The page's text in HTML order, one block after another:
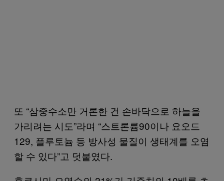
또 “삼중수소만 거론한 건 손바닥으로 하늘을
가리려는 시도”라며 “스트론륨90이나 요오드
129, 플루토늄 등 방사성 물질이 생태계를 오염
할 수 있다”고 덧붙였다.